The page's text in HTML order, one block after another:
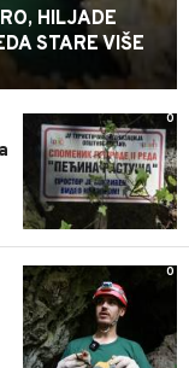
HILJADE
STARE VIŠE
0
0